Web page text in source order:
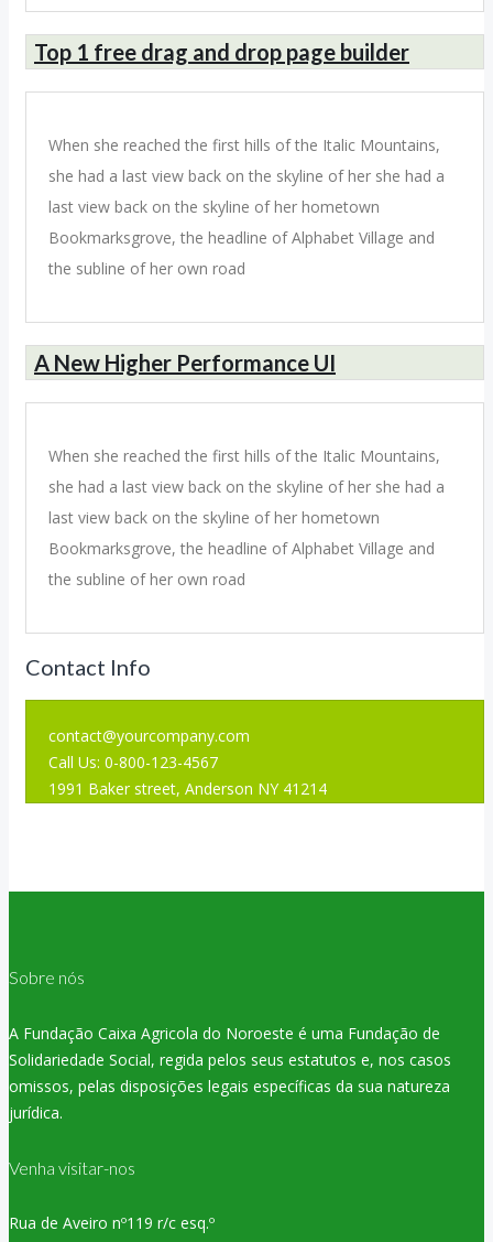
Top 1 free drag and drop page builder
When she reached the first hills of the Italic Mountains,
she had a last view back on the skyline of her she had a
last view back on the skyline of her hometown
Bookmarksgrove, the headline of Alphabet Village and
the subline of her own road
A New Higher Performance UI
When she reached the first hills of the Italic Mountains,
she had a last view back on the skyline of her she had a
last view back on the skyline of her hometown
Bookmarksgrove, the headline of Alphabet Village and
the subline of her own road
Contact Info
contact@yourcompany.com
Call Us: 0-800-123-4567
1991 Baker street, Anderson NY 41214
Sobre nós
A Fundação Caixa Agricola do Noroeste é uma Fundação de
Solidariedade Social, regida pelos seus estatutos e, nos casos
omissos, pelas disposições legais específicas da sua natureza
jurídica.
Venha visitar-nos
Rua de Aveiro nº119 r/c esq.º